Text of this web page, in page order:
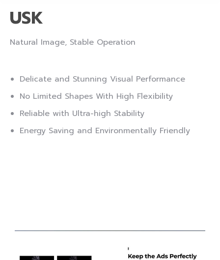
USK
Natural Image, Stable Operation
Delicate and Stunning Visual Performance
No Limited Shapes With High Flexibility
Reliable with Ultra-high Stability
Energy Saving and Environmentally Friendly